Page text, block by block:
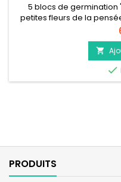
5 blocs de germination
petites fleurs de la
en apportant de la
dégustées. Pour être
d’abord faire sécher les
propriétés anti-


PRODUITS